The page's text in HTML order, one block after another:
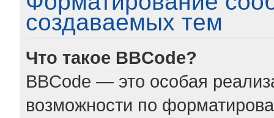
создаваемых тем
Что такое BBCode?
BBCode — это особая
возможности по